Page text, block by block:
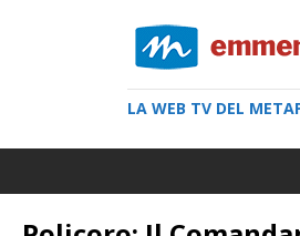
LA WEB TV DEL